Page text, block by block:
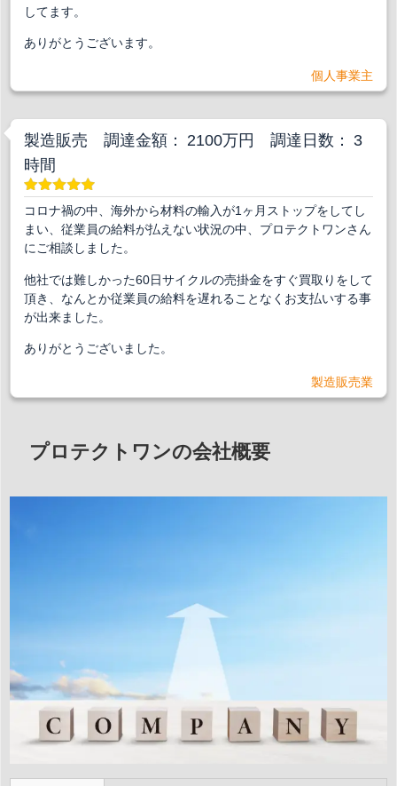
してます。
ありがとうございます。
個人事業主
製造販売 調達金額： 2100万円 調達日数： 3
時間
コロナ禍の中、海外から材料の輸入が1ヶ月ストップをしてし
まい、従業員の給料が払えない状況の中、プロテクトワンさん
にご相談しました。
他社では難しかった60日サイクルの売掛金をすぐ買取りをして
頂き、なんとか従業員の給料を遅れることなくお支払いする事
が出来ました。
ありがとうございました。
製造販売業
プロテクトワンの会社概要